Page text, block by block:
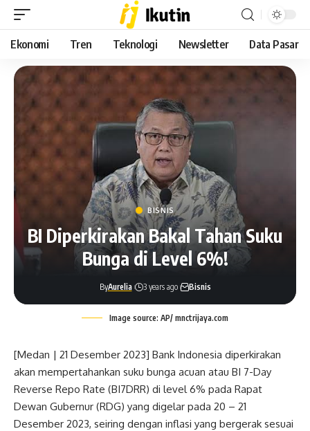
Ekonomi Tren Teknologi Newsletter Data Pasar
BISNIS
BI Diperkirakan Bakal Tahan Suku
Bunga di Level 6%!
ByAurelia 3 years ago Bisnis
Image source: AP/ mnctrijaya.com
[Medan | 21 Desember 2023] Bank Indonesia diperkirakan
akan mempertahankan suku bunga acuan atau BI 7-Day
Reverse Repo Rate (BI7DRR) di level 6% pada Rapat
Dewan Gubernur (RDG) yang digelar pada 20 – 21
Desember 2023, seiring dengan inflasi yang bergerak sesuai